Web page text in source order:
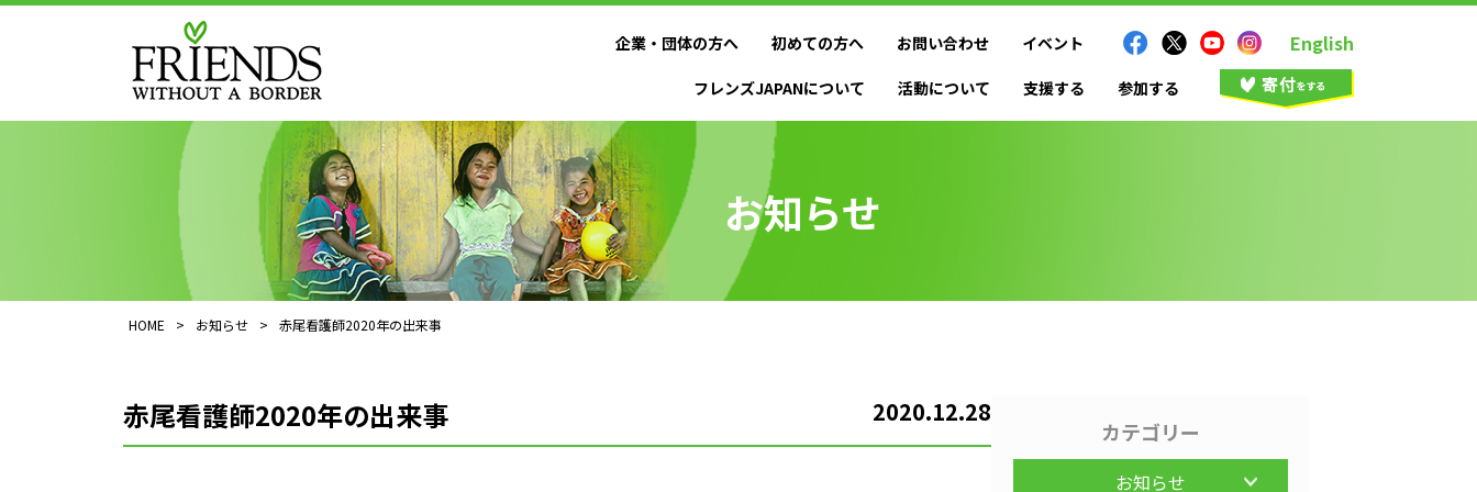
フレンズJAPANについて 活動について 支援する 参加する
企業・団体の方へ 初めての方へ お問い合わせ イベント English
お知らせ
HOME > お知らせ > 赤尾看護師2020年の出来事
赤尾看護師2020年の出来事 2020.12.28
カテゴリー
お知らせ